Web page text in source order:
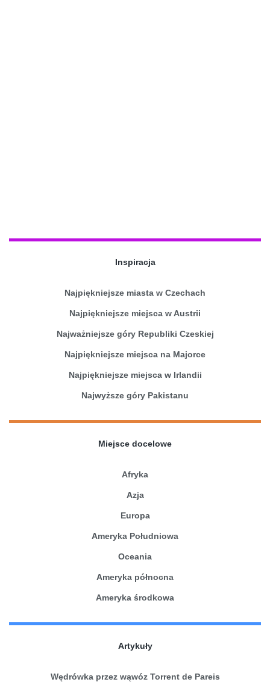
Inspiracja
Najpiękniejsze miasta w Czechach
Najpiękniejsze miejsca w Austrii
Najważniejsze góry Republiki Czeskiej
Najpiękniejsze miejsca na Majorce
Najpiękniejsze miejsca w Irlandii
Najwyższe góry Pakistanu
Miejsce docelowe
Afryka
Azja
Europa
Ameryka Południowa
Oceania
Ameryka północna
Ameryka środkowa
Artykuły
Wędrówka przez wąwóz Torrent de Pareis